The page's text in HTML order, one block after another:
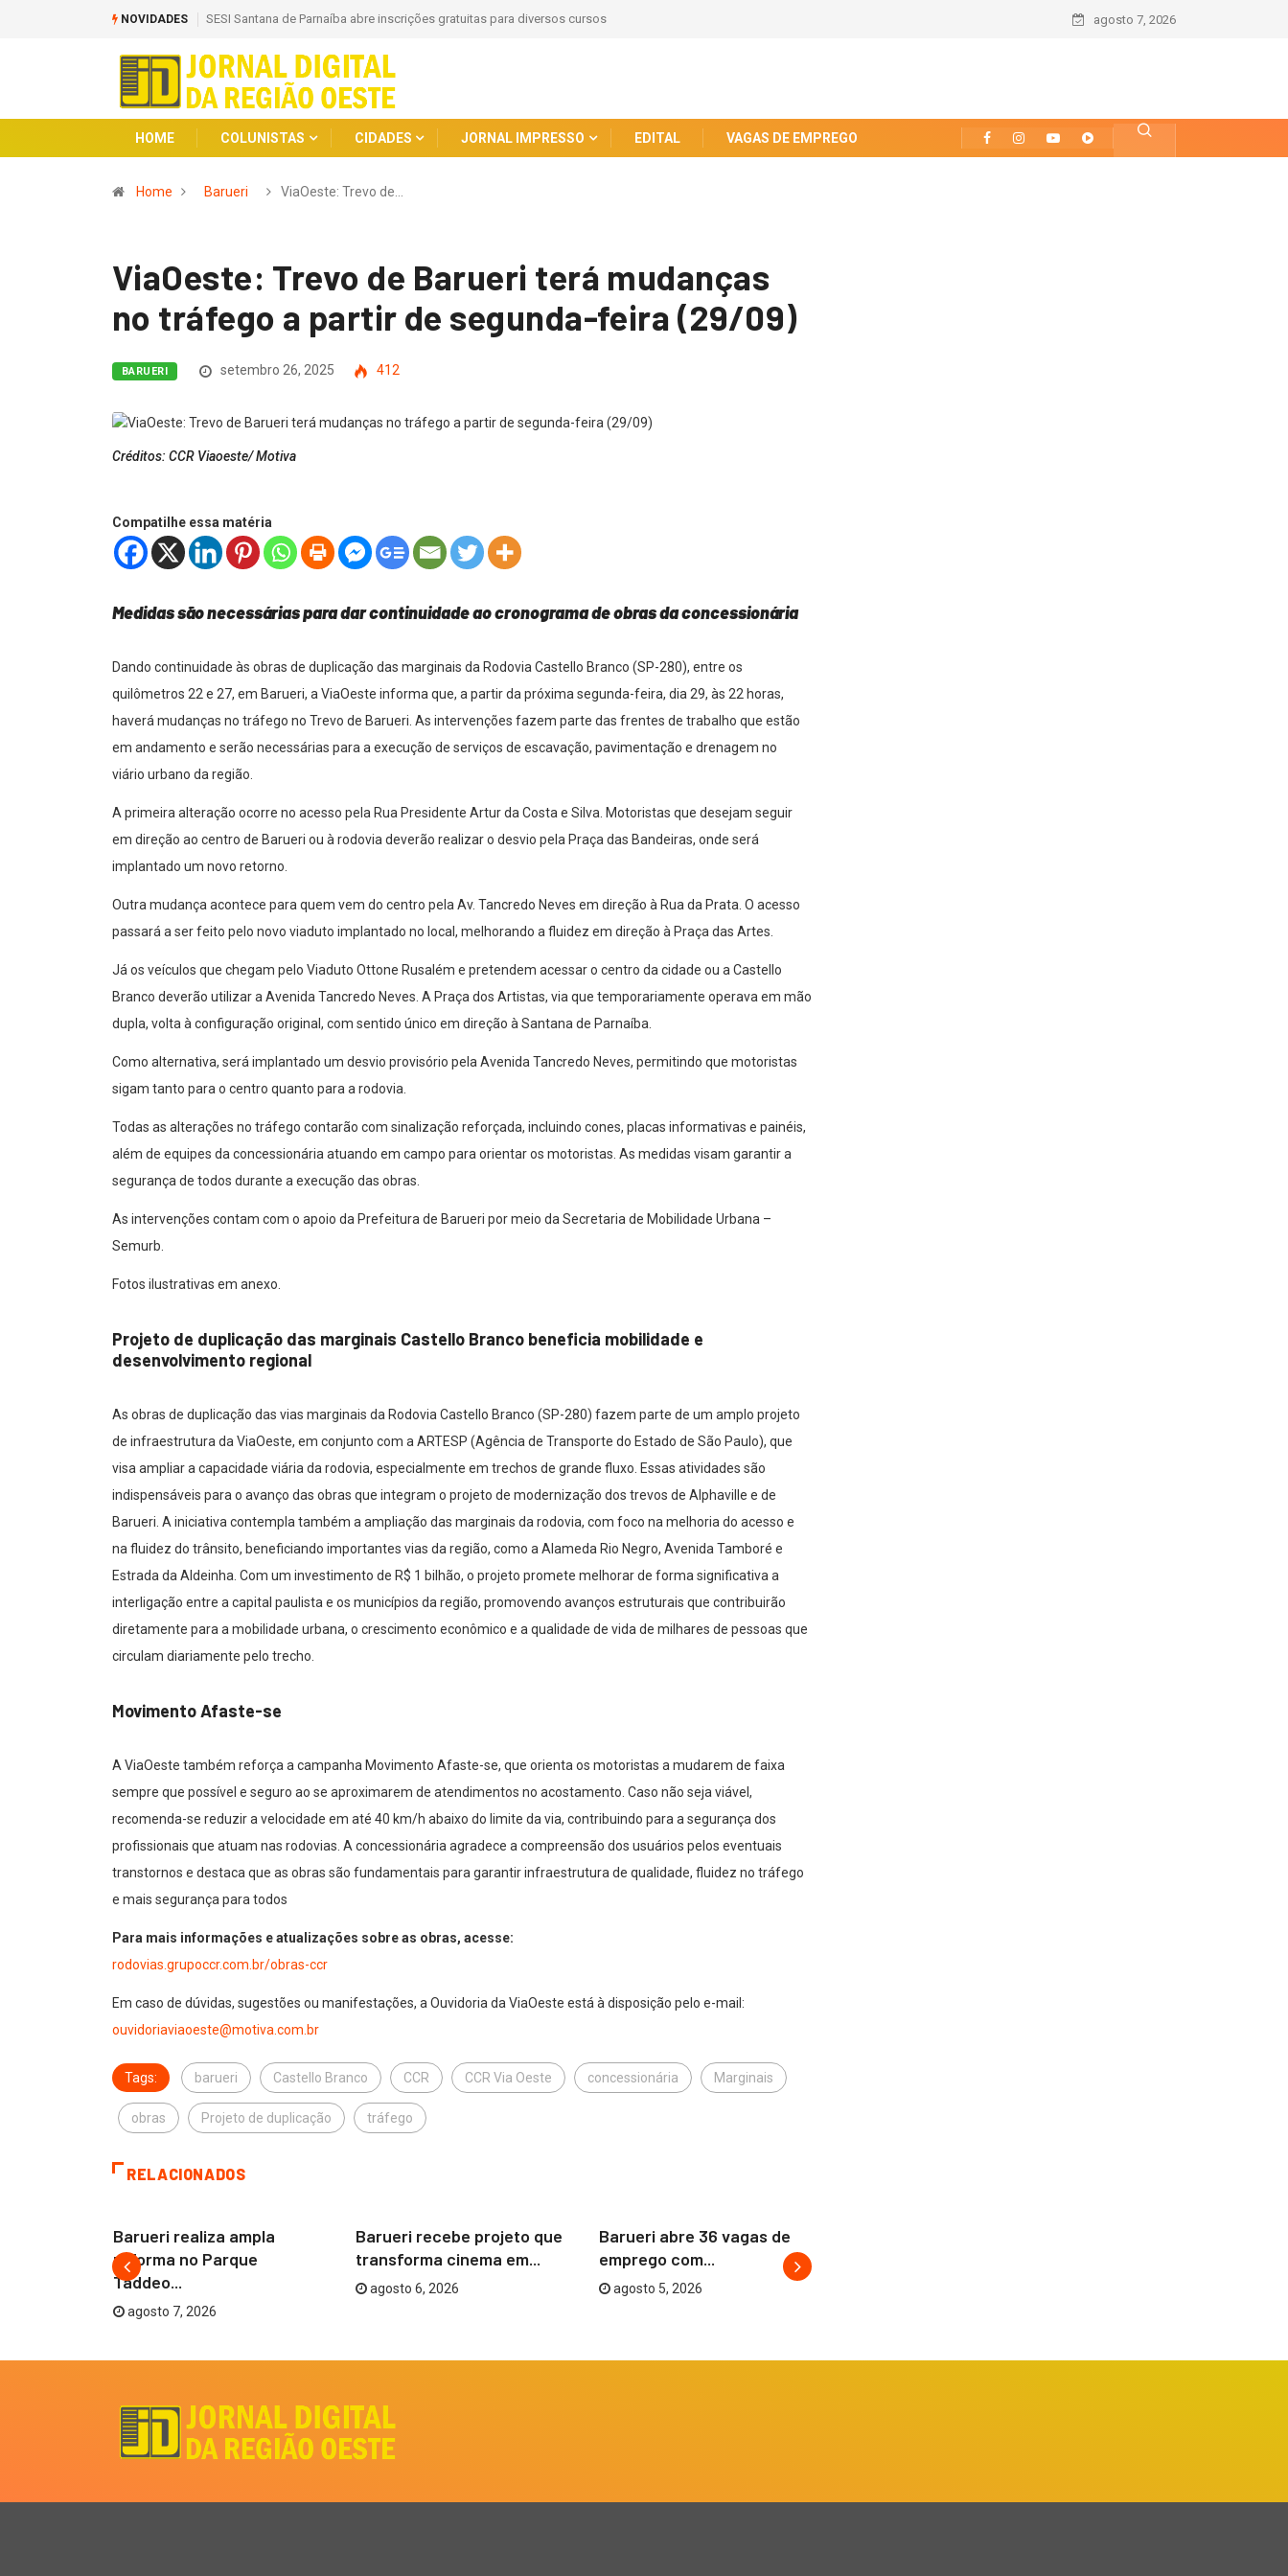
NOVIDADES
de Parnaíba abre inscrições gratuitas para diversos cursosSmart Cotia auxilia na captura de procurado pela Justiça na região
agosto 7, 2026
HOME COLUNISTAS CIDADES JORNAL IMPRESSO EDITAL VAGAS DE EMPREGO
Home Barueri ViaOeste: Trevo de…
ViaOeste: Trevo de Barueri terá mudanças
no tráfego a partir de segunda-feira (29/09)
BARUERI setembro 26, 2025 412
Créditos: CCR Viaoeste/ Motiva
Compatilhe essa matéria
Medidas são necessárias para dar continuidade ao cronograma de obras da concessionária
Dando continuidade às obras de duplicação das marginais da Rodovia Castello Branco (SP-280), entre os
quilômetros 22 e 27, em Barueri, a ViaOeste informa que, a partir da próxima segunda-feira, dia 29, às 22 horas,
haverá mudanças no tráfego no Trevo de Barueri. As intervenções fazem parte das frentes de trabalho que estão
em andamento e serão necessárias para a execução de serviços de escavação, pavimentação e drenagem no
viário urbano da região.
A primeira alteração ocorre no acesso pela Rua Presidente Artur da Costa e Silva. Motoristas que desejam seguir
em direção ao centro de Barueri ou à rodovia deverão realizar o desvio pela Praça das Bandeiras, onde será
implantado um novo retorno.
Outra mudança acontece para quem vem do centro pela Av. Tancredo Neves em direção à Rua da Prata. O acesso
passará a ser feito pelo novo viaduto implantado no local, melhorando a fluidez em direção à Praça das Artes.
Já os veículos que chegam pelo Viaduto Ottone Rusalém e pretendem acessar o centro da cidade ou a Castello
Branco deverão utilizar a Avenida Tancredo Neves. A Praça dos Artistas, via que temporariamente operava em mão
dupla, volta à configuração original, com sentido único em direção à Santana de Parnaíba.
Como alternativa, será implantado um desvio provisório pela Avenida Tancredo Neves, permitindo que motoristas
sigam tanto para o centro quanto para a rodovia.
Todas as alterações no tráfego contarão com sinalização reforçada, incluindo cones, placas informativas e painéis,
além de equipes da concessionária atuando em campo para orientar os motoristas. As medidas visam garantir a
segurança de todos durante a execução das obras.
As intervenções contam com o apoio da Prefeitura de Barueri por meio da Secretaria de Mobilidade Urbana –
Semurb.
Fotos ilustrativas em anexo.
Projeto de duplicação das marginais Castello Branco beneficia mobilidade e
desenvolvimento regional
As obras de duplicação das vias marginais da Rodovia Castello Branco (SP-280) fazem parte de um amplo projeto
de infraestrutura da ViaOeste, em conjunto com a ARTESP (Agência de Transporte do Estado de São Paulo), que
visa ampliar a capacidade viária da rodovia, especialmente em trechos de grande fluxo. Essas atividades são
indispensáveis para o avanço das obras que integram o projeto de modernização dos trevos de Alphaville e de
Barueri. A iniciativa contempla também a ampliação das marginais da rodovia, com foco na melhoria do acesso e
na fluidez do trânsito, beneficiando importantes vias da região, como a Alameda Rio Negro, Avenida Tamboré e
Estrada da Aldeinha. Com um investimento de R$ 1 bilhão, o projeto promete melhorar de forma significativa a
interligação entre a capital paulista e os municípios da região, promovendo avanços estruturais que contribuirão
diretamente para a mobilidade urbana, o crescimento econômico e a qualidade de vida de milhares de pessoas que
circulam diariamente pelo trecho.
Movimento Afaste-se
A ViaOeste também reforça a campanha Movimento Afaste-se, que orienta os motoristas a mudarem de faixa
sempre que possível e seguro ao se aproximarem de atendimentos no acostamento. Caso não seja viável,
recomenda-se reduzir a velocidade em até 40 km/h abaixo do limite da via, contribuindo para a segurança dos
profissionais que atuam nas rodovias. A concessionária agradece a compreensão dos usuários pelos eventuais
transtornos e destaca que as obras são fundamentais para garantir infraestrutura de qualidade, fluidez no tráfego
e mais segurança para todos
Para mais informações e atualizações sobre as obras, acesse:
rodovias.grupoccr.com.br/obras-ccr
Em caso de dúvidas, sugestões ou manifestações, a Ouvidoria da ViaOeste está à disposição pelo e-mail:
ouvidoriaviaoeste@motiva.com.br
Tags: barueri Castello Branco CCR CCR Via Oeste concessionária Marginais
obras Projeto de duplicação tráfego
RELACIONADOS
Barueri realiza ampla
reforma no Parque
Taddeo...
agosto 7, 2026
Barueri recebe projeto que
transforma cinema em...
agosto 6, 2026
Barueri abre 36 vagas de
emprego com...
agosto 5, 2026